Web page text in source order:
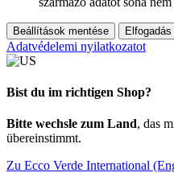
Beállítások mentése Elfogadás
Adatvédelemi nyilatkozatot
Bist du im richtigen Shop?
Bitte wechsle zum Land, das
übereinstimmt.
Zu Ecco Verde International